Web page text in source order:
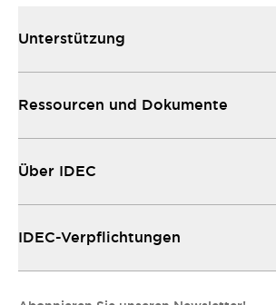
Unterstützung
Ressourcen und Dokumente
Über IDEC
IDEC-Verpflichtungen